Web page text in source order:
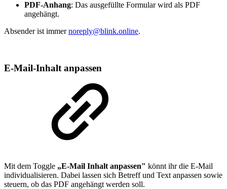
PDF-Anhang: Das ausgefüllte Formular wird als PDF
angehängt.
Absender ist immernoreply@blink.online.
E-Mail-Inhalt anpassen
Mit dem Toggle „E-Mail Inhalt anpassen" könnt ihr die E-Mail
individualisieren. Dabei lassen sich Betreff und Text anpassen sowie
steuern, ob das PDF angehängt werden soll.